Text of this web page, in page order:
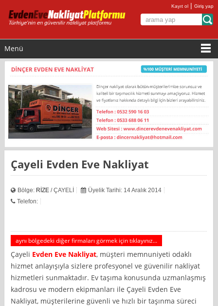
Kayıt ol |Giriş yap
Menü
Çayeli Evden Eve Nakliyat
Bölge: RİZE / ÇAYELİ
Üyelik Tarihi: 14 Aralık 2014
Telefon:
aynı bölgedeki diğer firmaları görmek için tıklayınız...
Çayeli Evden Eve Nakliyat, müşteri memnuniyeti odaklı
hizmet anlayışıyla sizlere profesyonel ve güvenilir nakliyat
hizmetleri sunmaktadır. Ev taşıma konusunda uzmanlaşmış
kadrosu ve modern ekipmanları ile Çayeli Evden Eve
Nakliyat, müşterilerine güvenli ve hızlı bir taşınma süreci